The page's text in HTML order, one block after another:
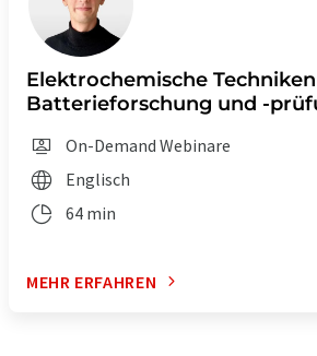
Elektrochemische
Batterieforschung und -
On-Demand Webinare
Englisch
64 min
MEHR ERFAHREN